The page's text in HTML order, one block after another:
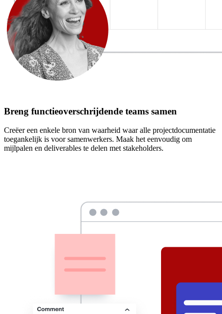
Breng functieoverschrijdende teams samen
Creëer een enkele bron van waarheid waar alle projectdocumentatie
toegankelijk is voor samenwerkers. Maak het eenvoudig om
mijlpalen en deliverables te delen met stakeholders.